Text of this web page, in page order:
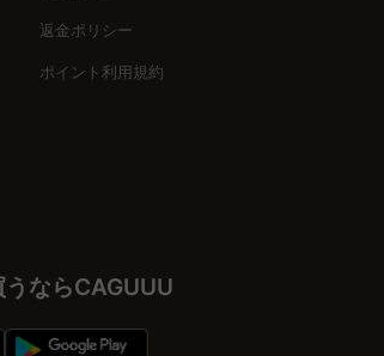
ます。賢い選択で、理想の住環境を手
返金ポリシー
ポイント利用規約
ならCAGUUU